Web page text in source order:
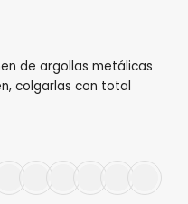
de argollas metálicas
colgarlas con total